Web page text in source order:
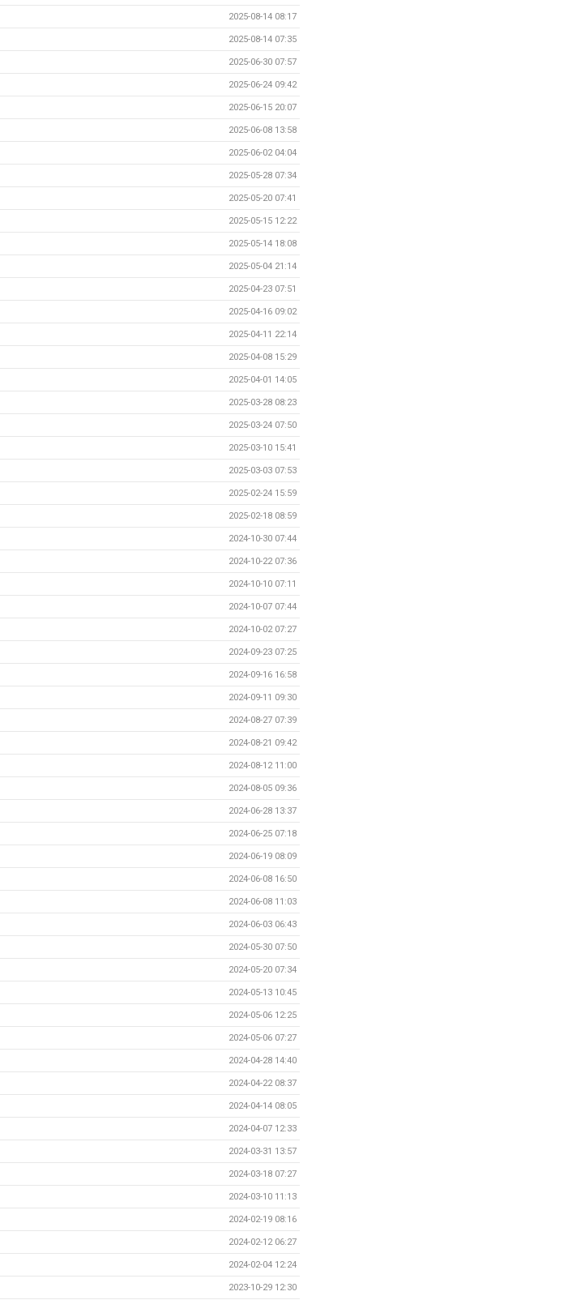
2025-08-14 08:17
2025-08-14 07:35
2025-06-30 07:57
2025-06-24 09:42
2025-06-15 20:07
2025-06-08 13:58
2025-06-02 04:04
2025-05-28 07:34
2025-05-20 07:41
2025-05-15 12:22
2025-05-14 18:08
2025-05-04 21:14
2025-04-23 07:51
2025-04-16 09:02
2025-04-11 22:14
2025-04-08 15:29
2025-04-01 14:05
2025-03-28 08:23
2025-03-24 07:50
2025-03-10 15:41
2025-03-03 07:53
2025-02-24 15:59
2025-02-18 08:59
2024-10-30 07:44
2024-10-22 07:36
2024-10-10 07:11
2024-10-07 07:44
2024-10-02 07:27
2024-09-23 07:25
2024-09-16 16:58
2024-09-11 09:30
2024-08-27 07:39
2024-08-21 09:42
2024-08-12 11:00
2024-08-05 09:36
2024-06-28 13:37
2024-06-25 07:18
2024-06-19 08:09
2024-06-08 16:50
2024-06-08 11:03
2024-06-03 06:43
2024-05-30 07:50
2024-05-20 07:34
2024-05-13 10:45
2024-05-06 12:25
2024-05-06 07:27
2024-04-28 14:40
2024-04-22 08:37
2024-04-14 08:05
2024-04-07 12:33
2024-03-31 13:57
2024-03-18 07:27
2024-03-10 11:13
2024-02-19 08:16
2024-02-12 06:27
2024-02-04 12:24
2023-10-29 12:30